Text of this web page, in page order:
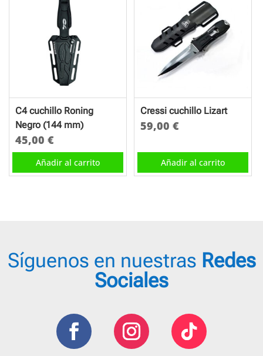
C4 cuchillo Roning
Negro (144 mm)
45,00 €
Añadir al carrito
Cressi cuchillo Lizart
59,00€
Añadir al carrito
Síguenos en nuestras Redes
Sociales